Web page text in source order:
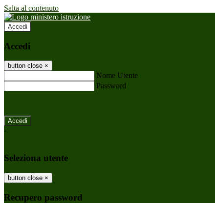
Salta al contenuto
Accedi
Accedi
button close ×
Nome Utente
Password
-
Seleziona utente
button close ×
Recupero password